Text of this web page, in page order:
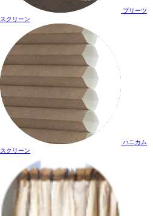
プリーツ
スクリーン
ハニカム
スクリーン